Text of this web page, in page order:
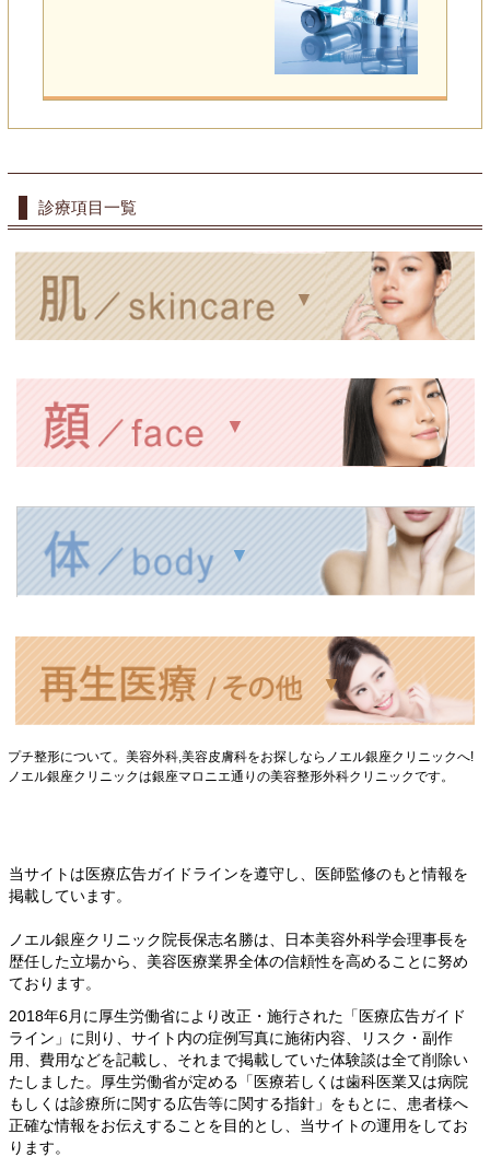
診療項目一覧
プチ整形について。美容外科,美容皮膚科をお探しならノエル銀座クリニックへ!
ノエル銀座クリニックは銀座マロニエ通りの美容整形外科クリニックです。
当サイトは医療広告ガイドラインを遵守し、
医師監修のもと情報を
掲載しています。
ノエル銀座クリニック院長保志名勝は、日本美容外科学会理事長を
歴任した立場から、美容医療業界全体の信頼性を高めることに努め
ております。
2018年6月に厚生労働省により改正・施行された「医療広告ガイド
ライン」に則り、サイト内の症例写真に施術内容、リスク・副作
用、費用などを記載し、それまで掲載していた体験談は全て削除い
たしました。厚生労働省が定める「医療若しくは歯科医業又は病院
もしくは診療所に関する広告等に関する指針」をもとに、患者様へ
正確な情報をお伝えすることを目的とし、当サイトの運用をしてお
ります。